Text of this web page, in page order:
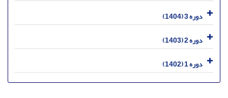
دوره 3 (1404)
دوره 2 (1403)
دوره 1 (1402)